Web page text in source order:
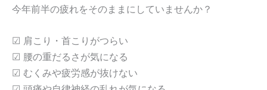
今年前半の疲れをそのままにしていませんか？
☑ 肩こり・首こりがつらい
☑ 腰の重だるさが気になる
☑ むくみや疲労感が抜けない